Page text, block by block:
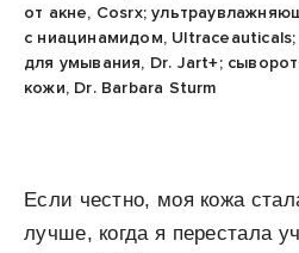
от акне, Cosrx;
с ниацинамидом,
для умывания, Dr. Jart+;
кожи, Dr. Barbara Sturm
Если честно, моя кожа
лучше, когда я перестала